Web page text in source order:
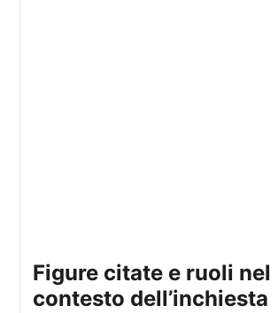
figure citate e ruoli nel
contesto dell’inchiesta